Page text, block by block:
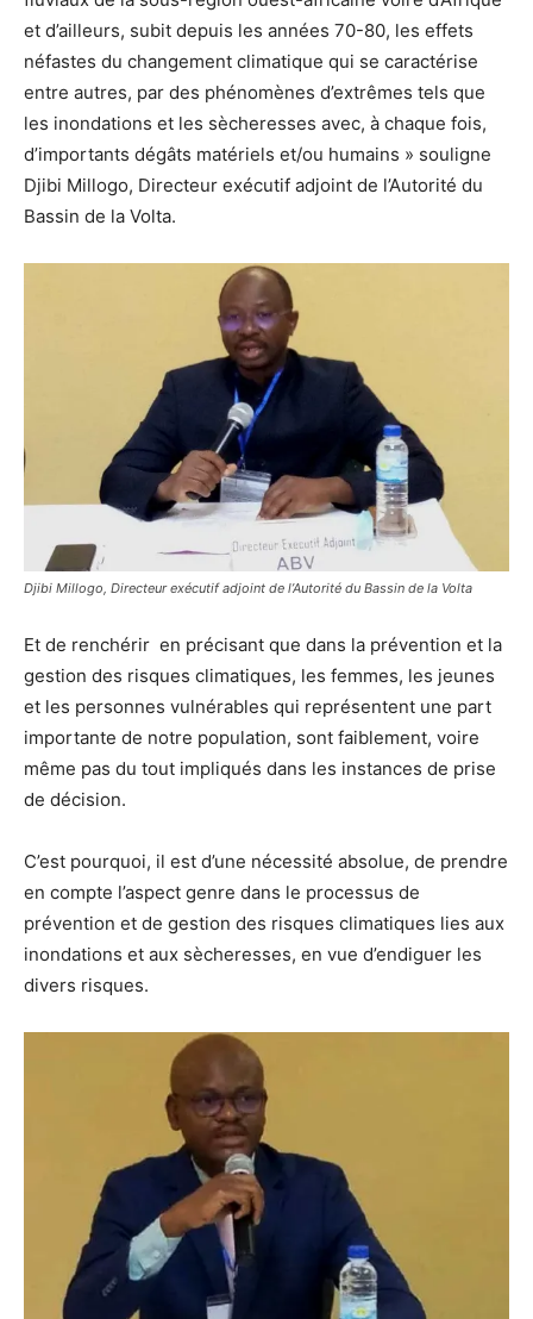
et d’ailleurs, subit depuis les années 70-80, les effets
néfastes du changement climatique qui se caractérise
entre autres, par des phénomènes d’extrêmes tels que
les inondations et les sècheresses avec, à chaque fois,
d’importants dégâts matériels et/ou humains » souligne
Djibi Millogo, Directeur exécutif adjoint de l’Autorité du
Bassin de la Volta.
Djibi Millogo, Directeur exécutif adjoint de l’Autorité du Bassin de la Volta
Et de renchérir en précisant que dans la prévention et la
gestion des risques climatiques, les femmes, les jeunes
et les personnes vulnérables qui représentent une part
importante de notre population, sont faiblement, voire
même pas du tout impliqués dans les instances de prise
de décision.
C’est pourquoi, il est d’une nécessité absolue, de prendre
en compte l’aspect genre dans le processus de
prévention et de gestion des risques climatiques lies aux
inondations et aux sècheresses, en vue d’endiguer les
divers risques.